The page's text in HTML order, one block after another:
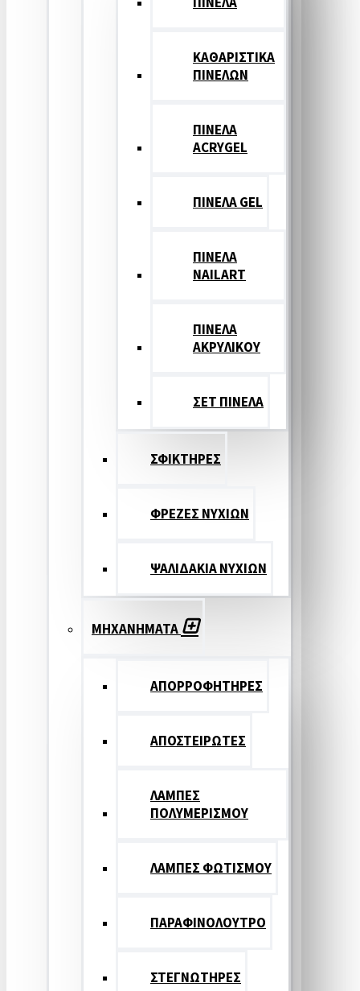
ΚΑΘΑΡΙΣΤΙΚΑ
ΠΙΝΕΛΩΝ
ΠΙΝΕΛΑ
ACRYGEL
ΠΙΝΕΛΑ GEL
ΠΙΝΕΛΑ
NAILART
ΠΙΝΕΛΑ
ΑΚΡΥΛΙΚΟΥ
ΣΕΤ ΠΙΝΕΛA
ΣΦΙΚΤΗΡΕΣ
ΦΡΕΖΕΣ ΝΥΧΙΩΝ
ΨΑΛΙΔΑΚΙΑ ΝΥΧΙΩΝ
ΜΗΧΑΝΗΜΑΤΑ
ΑΠΟΡΡΟΦΗΤΗΡΕΣ
ΑΠΟΣΤΕΙΡΩΤΕΣ
ΛΑΜΠΕΣ
ΠΟΛΥΜΕΡΙΣΜΟΥ
ΛΑΜΠΕΣ ΦΩΤΙΣΜΟΥ
ΠΑΡΑΦΙΝΟΛΟΥΤΡΟ
ΣΤΕΓΝΩΤΗΡΕΣ